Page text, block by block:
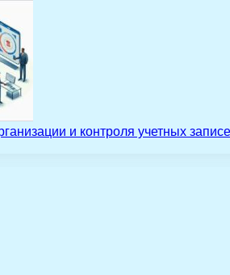
и контроля учетных